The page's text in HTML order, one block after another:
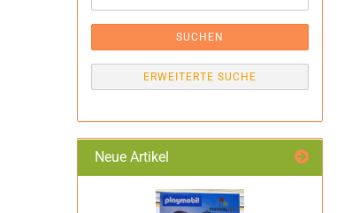
SUCHEN
ERWEITERTE SUCHE
Neue Artikel